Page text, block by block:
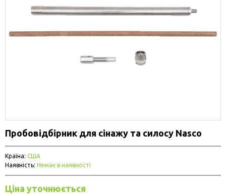
Пробовідбірник для сінажу та силосу Nasco
Країна: США
Наявність: Немає в наявності
Ціна уточнюється